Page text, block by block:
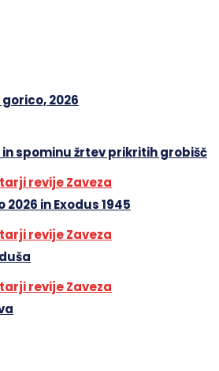
2026
in spominu žrtev prikritih grobišč
revije Zaveza
in Exodus 1945
revije Zaveza
revije Zaveza